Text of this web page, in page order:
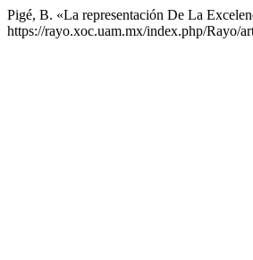
Pigé, B. «La representación De La
https://rayo.xoc.uam.mx/index.php/Rayo/